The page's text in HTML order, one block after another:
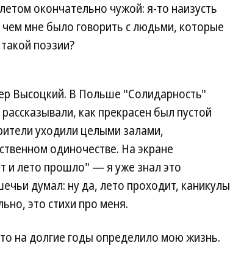
окончательно чужой: я-то наизусть
мне было говорить с людьми, которые
поэзии?
Высоцкий. В Польше "Солидарность"
как прекрасен был пустой
уходили целыми залами,
одиночестве. На экране
и лето прошло" — я уже знал это
думал: ну да, лето проходит, каникулы
это стихи про меня.
на долгие годы определило мою жизнь.